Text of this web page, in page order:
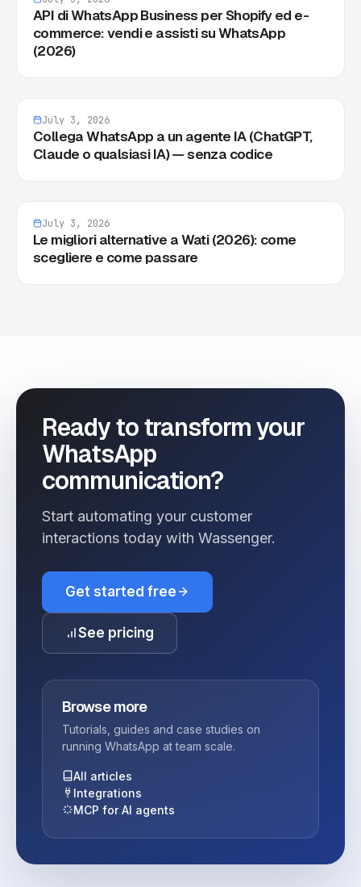
API di WhatsApp Business per Shopify ed e-
commerce: vendi e assisti su WhatsApp
(2026)
July 3, 2026
Collega WhatsApp a un agente IA (ChatGPT,
Claude o qualsiasi IA) — senza codice
July 3, 2026
Le migliori alternative a Wati (2026): come
scegliere e come passare
Ready to transform your
WhatsApp
communication?
Start automating your customer
interactions today with Wassenger.
Get started free
See pricing
Browse more
Tutorials, guides and case studies on
running WhatsApp at team scale.
All articles
Integrations
MCP for AI agents